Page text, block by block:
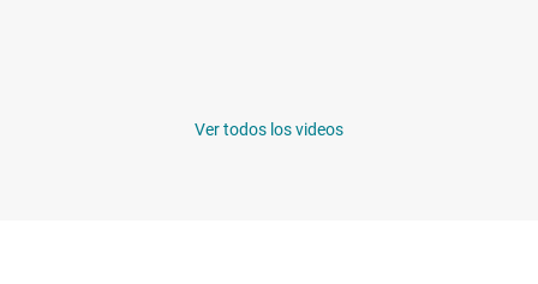
Ver todos los videos